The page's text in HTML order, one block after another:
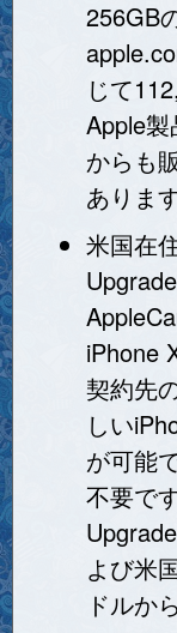
256GB
じて
Apple
からも
あります
米国在
iPhone
契約先
しい
が可能
不要で
よび米
ドルか